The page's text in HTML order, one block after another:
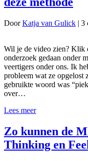
DoorKatja van Gulick | 3
Wil je de video zien? Klik
onderzoek gedaan onder
veertigers onder ons. Ik
probleem wat ze opgelost
gebruikte woord was
over…
Lees meer
Zo kunnen de
Thinking en